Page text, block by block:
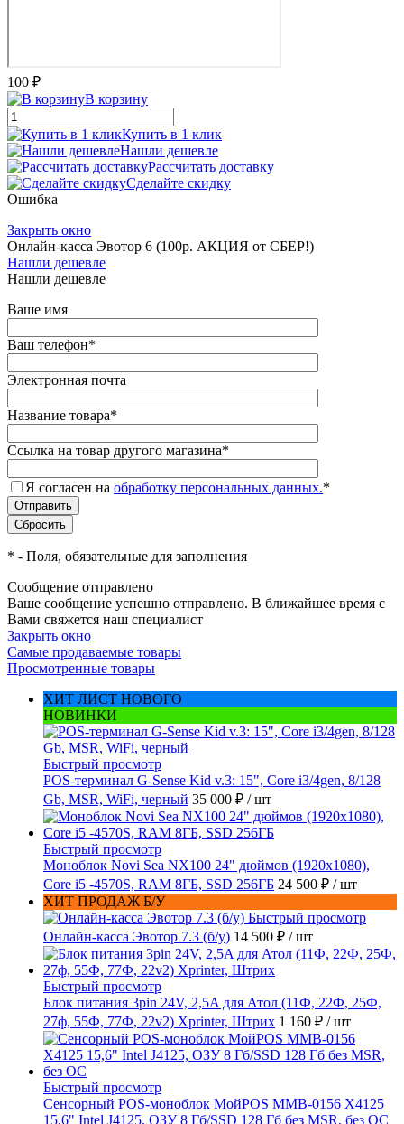
100 ₽
В корзину
Купить в 1 клик
Нашли дешевле
Рассчитать доставку
Сделайте скидку
Ошибка
Закрыть окно
Онлайн-касса Эвотор 6 (100р. АКЦИЯ от СБЕР!)
Нашли дешевле
Нашли дешевле
Ваше имя
Ваш телефон*
Электронная почта
Название товара*
Ссылка на товар другого магазина*
Я согласен на обработку персональных данных.*
* - Поля, обязательные для заполнения
Сообщение отправлено
Ваше сообщение успешно отправлено. В ближайшее время с
Вами свяжется наш специалист
Закрыть окно
Самые продаваемые товары
Просмотренные товары
ХИТ ЛИСТ НОВОГО
НОВИНКИ
Быстрый просмотр
POS-терминал G-Sense Kid v.3: 15", Core i3/4gen, 8/128
Gb, MSR, WiFi, черный 35 000 ₽ / шт
Быстрый просмотр
Моноблок Novi Sea NX100 24" дюймов (1920x1080),
Core i5 -4570S, RAM 8ГБ, SSD 256ГБ 24 500 ₽ / шт
ХИТ ПРОДАЖ Б/У
Быстрый просмотр
Онлайн-касса Эвотор 7.3 (б/у) 14 500 ₽ / шт
Быстрый просмотр
Блок питания 3pin 24V, 2,5A для Атол (11Ф, 22Ф, 25Ф,
27ф, 55Ф, 77Ф, 22v2) Xprinter, Штрих 1 160 ₽ / шт
Быстрый просмотр
Сенсорный POS-моноблок МойPOS MMB-0156 X4125
15,6" Intel J4125, ОЗУ 8 Гб/SSD 128 Гб без MSR, без ОС